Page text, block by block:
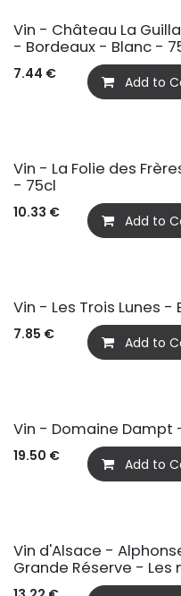
Vin - Château La
- Bordeaux - Blanc -
7.44 € Add to
Vin - La Folie des
- 75cl
10.33 € Add to
Vin - Les Trois Lunes
7.85 € Add to
Vin - Domaine Dampt
19.50 € Add to
Vin d'Alsace -
Grande Réserve -